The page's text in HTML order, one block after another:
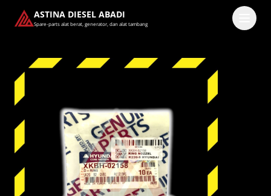
ASTINA DIESEL ABADI
Spare-parts alat berat, generator, dan alat tambang
Lanjutkan dengan Google
Dengan melanjutkan, kamu telah membaca dan setuju
dengan Ketentuan LayanandanKebijakan Privasi kami.